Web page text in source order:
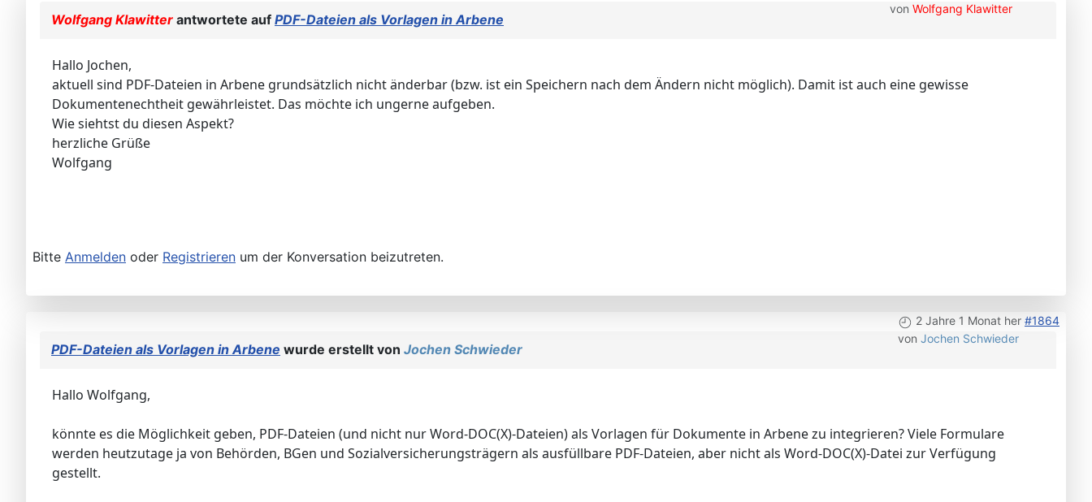
von Wolfgang Klawitter
Wolfgang Klawitter antwortete auf PDF-Dateien als Vorlagen in Arbene
Hallo Jochen,
aktuell sind PDF-Dateien in Arbene grundsätzlich nicht änderbar (bzw. ist ein Speichern nach dem Ändern nicht möglich). Damit ist auch eine gewisse
Dokumentenechtheit gewährleistet. Das möchte ich ungerne aufgeben.
Wie siehtst du diesen Aspekt?
herzliche Grüße
Wolfgang
Bitte Anmelden oder Registrieren um der Konversation beizutreten.
2 Jahre 1 Monat her #1864
von Jochen Schwieder
PDF-Dateien als Vorlagen in Arbene wurde erstellt von Jochen Schwieder
Hallo Wolfgang,
könnte es die Möglichkeit geben, PDF-Dateien (und nicht nur Word-DOC(X)-Dateien) als Vorlagen für Dokumente in Arbene zu integrieren? Viele Formulare
werden heutzutage ja von Behörden, BGen und Sozialversicherungsträgern als ausfüllbare PDF-Dateien, aber nicht als Word-DOC(X)-Datei zur Verfügung
gestellt.